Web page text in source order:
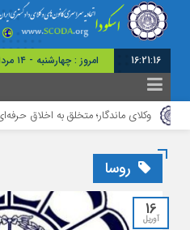
16:21:17 امروز : چهارشنبه - ۱۴ مرداد - ۱۴۰۵
وکلای ماندگار؛ متخلق به اخلاق حرفه‌ای،
روسا
16
آوریل